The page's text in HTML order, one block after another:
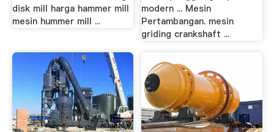
disk mill harga hammer mill
mesin hummer mill ...
modern ... Mesin
Pertambangan. mesin
griding crankshaft ...